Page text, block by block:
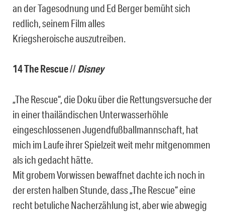
an der Tagesodnung und Ed Berger bemüht sich
redlich, seinem Film alles
Kriegsheroische auszutreiben.
14 The Rescue//Disney
„The Rescue“, die Doku über die Rettungsversuche der
in einer thailändischen Unterwasserhöhle
eingeschlossenen Jugendfußballmannschaft, hat
mich im Laufe ihrer Spielzeit weit mehr mitgenommen
als ich gedacht hätte.
Mit grobem Vorwissen bewaffnet dachte ich noch in
der ersten halben Stunde, dass „The Rescue“ eine
recht betuliche Nacherzählung ist, aber wie abwegig